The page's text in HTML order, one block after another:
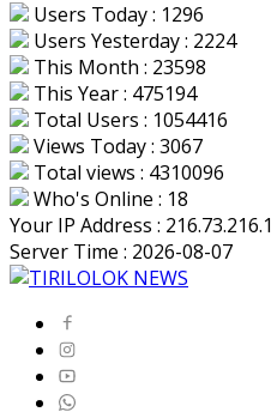
Users Today : 1296
Users Yesterday : 2224
This Month : 23598
This Year : 475194
Total Users : 1054416
Views Today : 3067
Total views : 4310096
Who's Online : 18
Your IP Address :
Server Time : 2026-08-07